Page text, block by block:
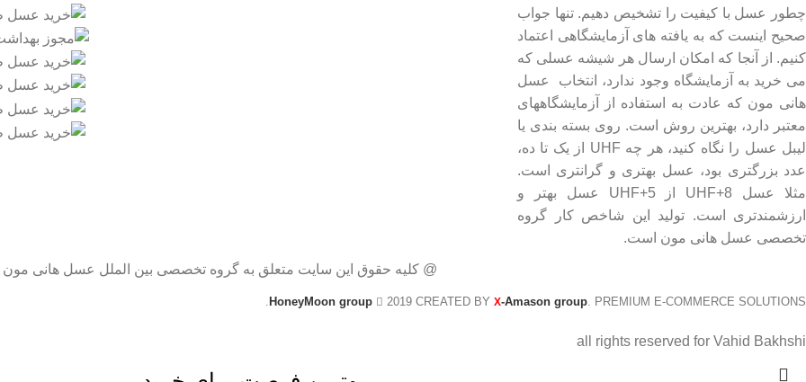
چطور عسل با کیفیت را تشخیص دهیم. تنها جواب
صحیح اینست که به یافته های آزمایشگاهی اعتماد
کنیم. از آنجا که امکان ارسال هر شیشه عسلی که
می خرید به آزمایشگاه وجود ندارد، انتخاب عسل
هانی مون که عادت به استفاده از آزمایشگاههای
معتبر دارد، بهترین روش است. روی بسته بندی یا
لیبل عسل را نگاه کنید، هر چه UHF از یک تا ده،
عدد بزرگتری بود، عسل بهتری و گرانتری است.
مثلا عسل UHF+8 از UHF+5 عسل بهتر و
ارزشمندتری است. تولید این شاخص کار گروه
تخصصی عسل هانی مون است.
@ کلیه حقوق این سایت متعلق به گروه تخصصی بین الملل عسل هانی
HoneyMoon group 2019 CREATED BY X-Amason group. PREMIUM E-COMMERCE SOLUTIONS.
all rights reserved for Vahid Bakhshi